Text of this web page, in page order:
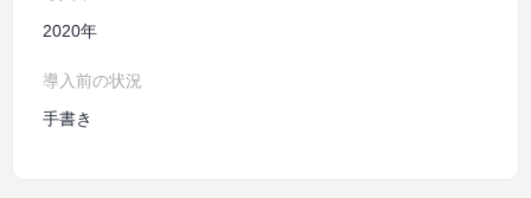
2020年
導入前の状況
手書き